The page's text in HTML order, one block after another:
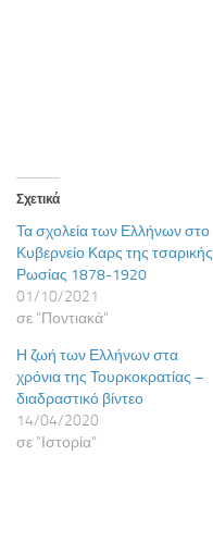
Σχετικά
Τα σχολεία των Ελλήνων στο
Κυβερνείο Καρς της τσαρικής
Ρωσίας 1878-1920
01/10/2021
σε "Ποντιακά"
Η ζωή των Ελλήνων στα
χρόνια της Τουρκοκρατίας –
διαδραστικό βίντεο
14/04/2020
σε "Ιστορία"